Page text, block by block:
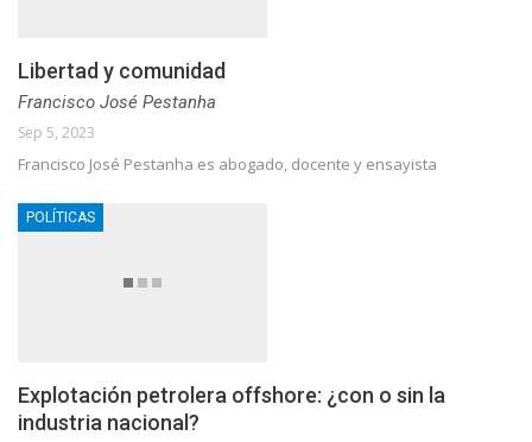
Libertad y comunidad
Francisco José Pestanha
Sep 5, 2023
Francisco José Pestanha es abogado, docente y ensayista
POLÍTICAS
Explotación petrolera offshore: ¿con o sin la
industria nacional?